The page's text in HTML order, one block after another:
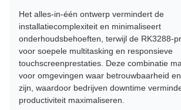
Het alles-in-één ontwerp vermindert de
installatiecomplexiteit en minimaliseert
onderhoudsbehoeften, terwijl de RK3288-
voor soepele multitasking en responsieve
touchscreenprestaties. Deze combinatie
voor omgevingen waar betrouwbaarheid
zijn, waardoor bedrijven downtime
productiviteit maximaliseren.